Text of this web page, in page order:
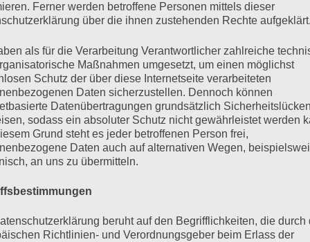
ist so… so… prollig. Außerdem klingt das aus dem
daneben.«
ein spießiger alter Sack. Wann hast du eigentlich
dass ich durch Nase und Mund frischere Luft
Lehrerblick habe ich drauf, halte aber nicht lange
mit schmerzerfülltem Gesichtsausdruck auf eine
röchelnd vom Barhocker rutscht. Filmreif.
Ferner werden betroffene Personen mittels dieser
über die ihnen zustehenden Rechte
als für die Verarbeitung Verantwortlicher zahlreiche
Maßnahmen umgesetzt, um einen möglichst
Schutz der über diese Internetseite verarbeiteten
Daten sicherzustellen. Dennoch können
Datenübertragungen grundsätzlich Sicherheitslücken
sodass ein absoluter Schutz nicht gewährleistet werden
Grund steht es jeder betroffenen Person frei,
Daten auch auf alternativen Wegen,
an uns zu übermitteln.
beruht auf den Begrifflichkeiten, die durch
Richtlinien- und Verordnungsgeber beim Erlass der